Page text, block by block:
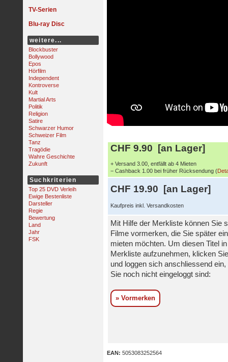
TV-Serien
Blu-ray Disc
weitere...
Blockbuster
Bollywood
Epos
Hörfilm
Independent
Kontroverse
Kult
Martial Arts
Politik
Religion
Satire
Schwarzer Humor
Schweizer Film
Tanz
Tragödie
Wahre Geschichte
Zukunft
Suchkriterien
Top 25 DVD Verleih
Ewige Bestenliste
Darsteller
Regie
Bewertung
Land
Jahr
FSK
CHF 9.90 [an Lager]
+ Versand 3.00, entfällt ab 4 Mieten
− Cashback 1.00 bei früher Rücksendung (
CHF 19.90 [an Lager]
Kaufpreis inkl. Versandkosten
Mit Hilfe der Merkliste können Sie
Filme vormerken, die Sie später
mieten möchten. Um diesen Titel
Merkliste aufzunehmen, klicken
und loggen sich anschliessend ein,
Sie noch nicht eingeloggt sind:
» Vormerken
EAN: 5053083252564